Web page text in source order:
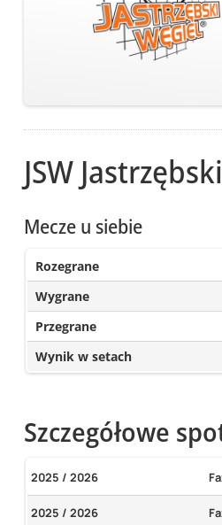
JSW
Mecze u siebie
Rozegrane
Wygrane
Przegrane
Wynik w setach
Szczegółowe
2025 / 2026
2025 / 2026